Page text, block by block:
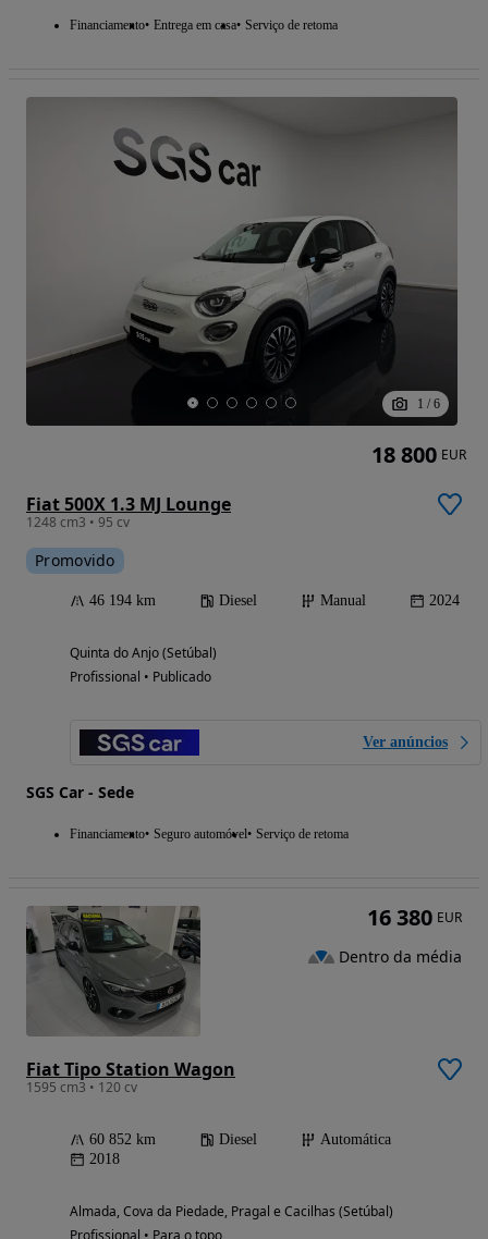
Financiamento Entrega em casa Serviço de retoma
1 / 6
Fiat 500X 1.3 MJ Lounge
1248 cm3 • 95 cv
Promovido
46 194 km Diesel Manual 2024
Quinta do Anjo (Setúbal)
Profissional • Publicado
Ver anúncios
SGS Car - Sede
Financiamento Seguro automóvel Serviço de retoma
18 800 EUR
Fiat Tipo Station Wagon
1595 cm3 • 120 cv
60 852 km Diesel
Automática
2018
Almada, Cova da Piedade, Pragal e Cacilhas (Setúbal)
Profissional • Para o topo
16 380 EUR
Dentro da média